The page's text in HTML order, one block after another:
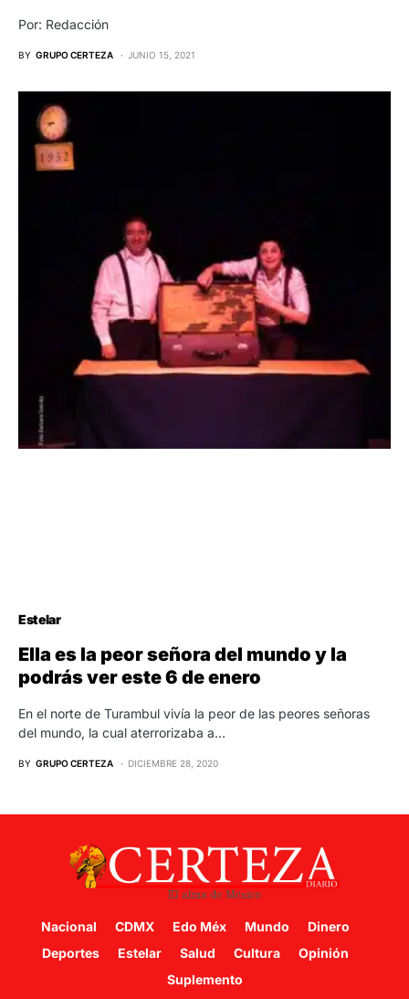
Por: Redacción
BY GRUPO CERTEZA JUNIO 15, 2021
Estelar
Ella es la peor señora del mundo y la
podrás ver este 6 de enero
En el norte de Turambul vivía la peor de las peores señoras
del mundo, la cual aterrorizaba a…
BY GRUPO CERTEZA DICIEMBRE 28, 2020
Nacional CDMX Edo Méx Mundo
Dinero
Deportes
Estelar Salud Cultura
Opinión
Suplemento